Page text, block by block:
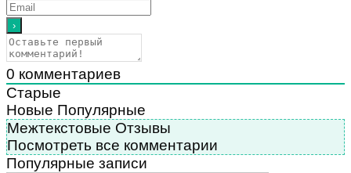
0 комментариев
Старые
Новые Популярные
Межтекстовые Отзывы
Посмотреть все комментарии
Популярные записи